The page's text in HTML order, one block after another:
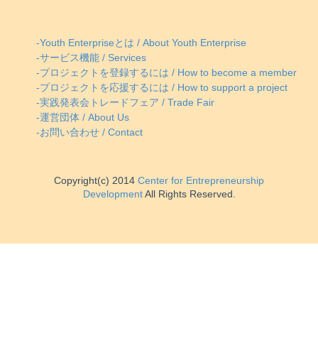
-Youth Enterpriseとは / About Youth Enterprise
-サービス機能 / Services
-プロジェクトを登録するには / How to become a member
-プロジェクトを応援するには / How to support a project
-実践発表会トレードフェア / Trade Fair
-運営団体 / About Us
-お問い合わせ / Contact
Copyright(c) 2014 Center for Entrepreneurship
DevelopmentAll Rights Reserved.